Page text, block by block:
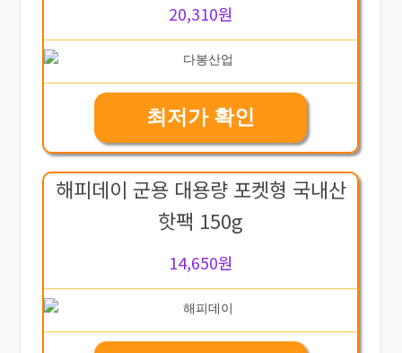
20,310원
최저가 확인
해피데이 군용 대용량 포켓형 국내산
핫팩 150g
14,650원